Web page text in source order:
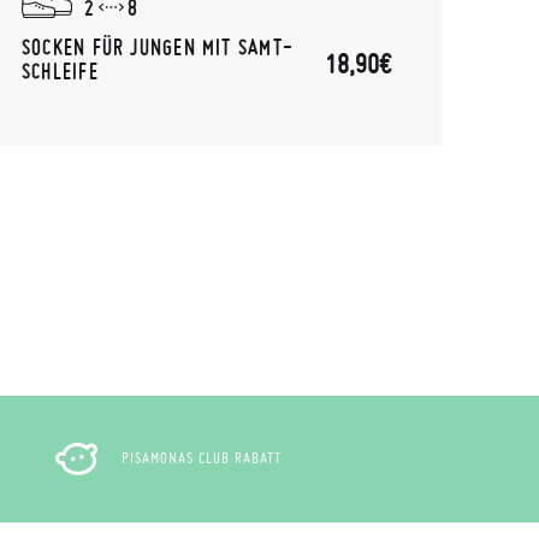
2
8
SOCKEN FÜR JUNGEN MIT SAMT-
SCHLEIFE
18,90€
PISAMONAS CLUB RABATT